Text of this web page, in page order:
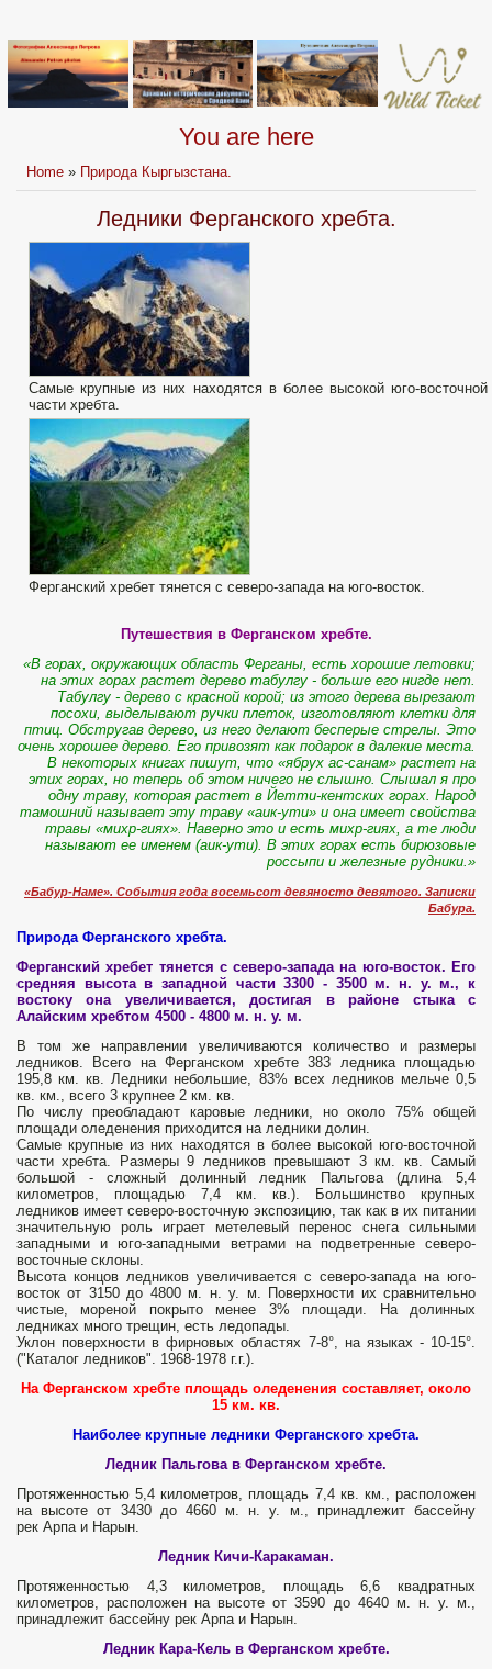
You are here
Home » Природа Кыргызстана.
Ледники Ферганского хребта.
Самые крупные из них находятся в более высокой юго-восточной
части хребта.
Ферганский хребет тянется с северо-запада на юго-восток.
Путешествия в Ферганском хребте.
«В горах, окружающих область Ферганы, есть хорошие летовки;
на этих горах растет дерево табулгу - больше его нигде нет.
Табулгу - де­рево с красной корой; из этого дерева вырезают
посохи, выделывают ручки плеток, изготовляют клетки для
птиц. Обстругав дерево, из него делают бесперые стрелы. Это
очень хорошее дерево. Его привозят как подарок в далекие места.
В некоторых книгах пишут, что «ябрух ас-санам» растет на
этих горах, но теперь об этом ничего не слышно. Слышал я про
одну траву, которая растет в Йетти-кентских горах. Народ
тамошний называет эту траву «аик-ути» и она имеет свойства
травы «михр-гиях». Наверно это и есть михр-гиях, а те люди
называют ее именем (аик-ути). В этих горах есть бирюзовые
россыпи и железные рудники.»
«Бабур-Наме». События года восемьсот девяносто девятого. Записки
Бабура.
Природа Ферганского хребта.
Ферганский хребет тянется с северо-запада на юго-восток. Его
средняя высота в западной части 3300 - 3500 м. н. у. м., к
востоку она увеличивается, достигая в районе стыка с
Алайским хребтом 4500 - 4800 м. н. у. м.
В том же направлении увеличиваются количество и размеры
ледников. Всего на Ферганском хребте 383 ледника площадью
195,8 км. кв. Ледники небольшие, 83% всех ледников мельче 0,5
кв. км., всего 3 крупнее 2 км. кв.
По числу преобладают каровые ледники, но около 75% общей
площади оледенения приходится на ледники долин.
Самые крупные из них находятся в более высокой юго-восточной
части хребта. Размеры 9 ледников превышают 3 км. кв. Самый
большой - сложный долинный ледник Пальгова (длина 5,4
километров, площадью 7,4 км. кв.). Большинство крупных
ледников имеет северо-восточную экспозицию, так как в их питании
значительную роль играет метелевый перенос снега сильными
западными и юго-западными ветрами на подветренные северо-
восточные склоны.
Высота концов ледников увеличивается с северо-запада на юго-
восток от 3150 до 4800 м. н. у. м. Поверхности их сравнительно
чистые, мореной покрыто менее 3% площади. На долинных
ледниках много трещин, есть ледопады.
Уклон поверхности в фирновых областях 7-8°, на языках - 10-15°.
("Каталог ледников". 1968-1978 г.г.).
На Ферганском хребте площадь оледенения составляет, около
15 км. кв.
Наиболее крупные ледники Ферганского хребта.
Ледник Пальгова в Ферганском хребте.
Протяженностью 5,4 километров, площадь 7,4 кв. км., расположен
на высоте от 3430 до 4660 м. н. у. м., принадлежит бассейну
рек Арпа и Нарын.
Ледник Кичи-Каракаман.
Протяженностью 4,3 километров, площадь 6,6 квадратных
километров, расположен на высоте от 3590 до 4640 м. н. у. м.,
принадлежит бассейну рек Арпа и Нарын.
Ледник Кара-Кель в Ферганском хребте.